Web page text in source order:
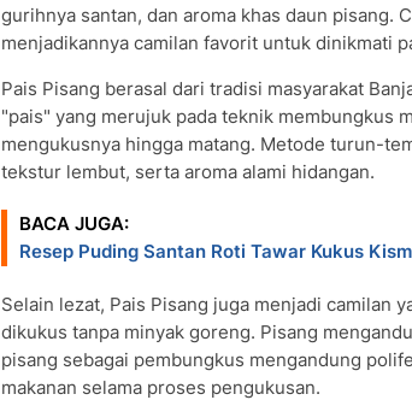
gurihnya santan, dan aroma khas daun pisang.
menjadikannya camilan favorit untuk dinikmati
Pais Pisang berasal dari tradisi masyarakat
"pais" yang merujuk pada teknik membungkus
mengukusnya hingga matang. Metode turun-
tekstur lembut, serta aroma alami hidangan.
BACA JUGA:
Resep Puding Santan Roti Tawar Kukus
Selain lezat, Pais Pisang juga menjadi camilan
dikukus tanpa minyak goreng. Pisang
pisang sebagai pembungkus mengandung
makanan selama proses pengukusan.